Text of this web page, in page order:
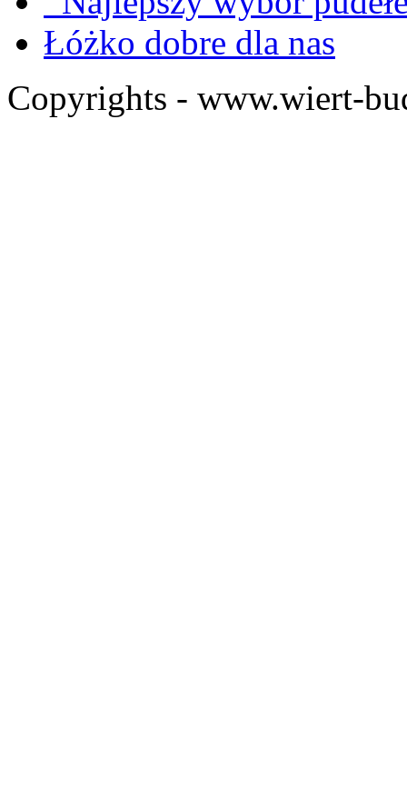
Łóżko dobre dla nas
Copyrights - www.wiert-